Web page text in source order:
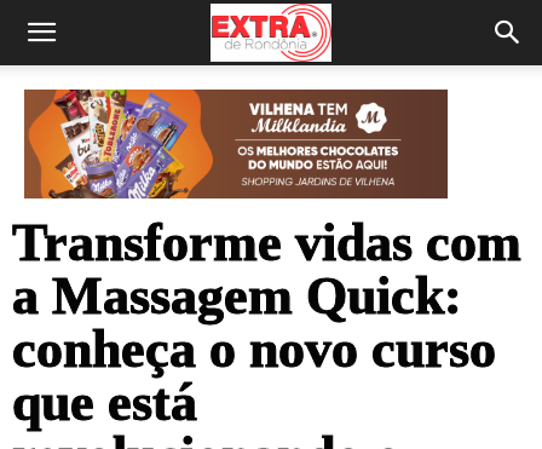
Transforme vidas com
a Massagem Quick:
conheça o novo curso
que está